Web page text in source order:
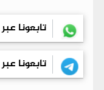
تابعونا عبر
تابعونا عبر